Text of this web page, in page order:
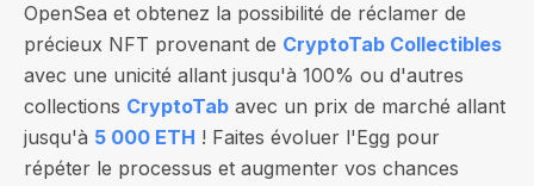
OpenSea et obtenez la possibilité de réclamer de
précieux NFT provenant de CryptoTab Collectibles
avec une unicité allant jusqu'à 100% ou d'autres
collections CryptoTab avec un prix de marché allant
jusqu'à 5 000 ETH ! Faites évoluer l'Egg pour
répéter le processus et augmenter vos chances